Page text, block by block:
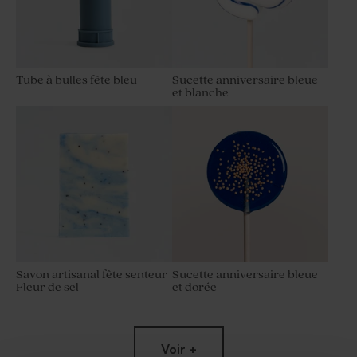
Tube à bulles fête bleu
Sucette anniversaire bleue
et blanche
Savon artisanal fête senteur
Fleur de sel
Sucette anniversaire bleue
et dorée
Voir +